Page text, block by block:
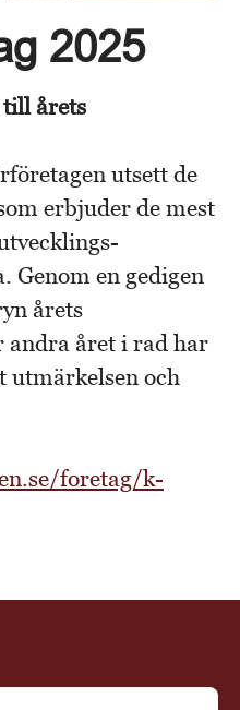
2025
till årets
utsett de
erbjuder de mest
Genom en gedigen
årets
året i rad har
utmärkelsen och
foretag/k-